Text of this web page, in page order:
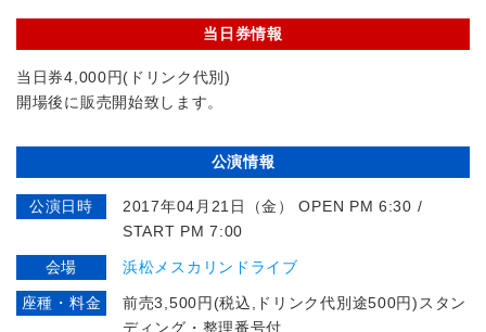
当日券情報
当日券4,000円(ドリンク代別)
開場後に販売開始致します。
公演情報
公演日時
2017年04月21日（金） OPEN PM 6:30 /
START PM 7:00
会場 浜松メスカリンドライブ
座種・料金
前売3,500円(税込,ドリンク代別途500円)スタン
ディング・整理番号付